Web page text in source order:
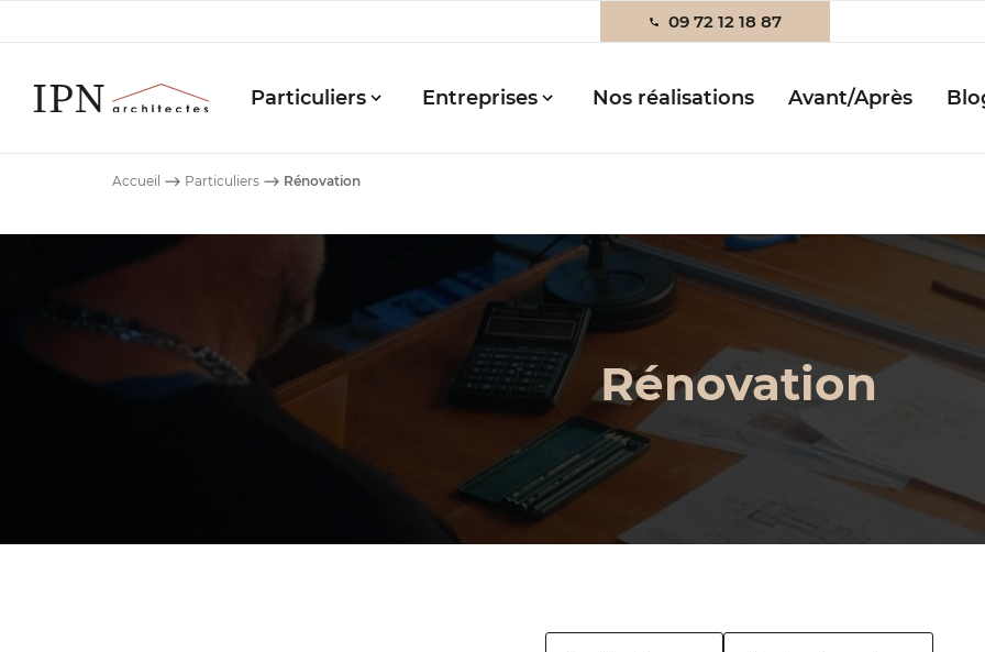
09 72 12 18 87
Particuliers Entreprises Nos réalisations Avant/Après
Accueil ⟶ Particuliers ⟶ Rénovation
Rénovation